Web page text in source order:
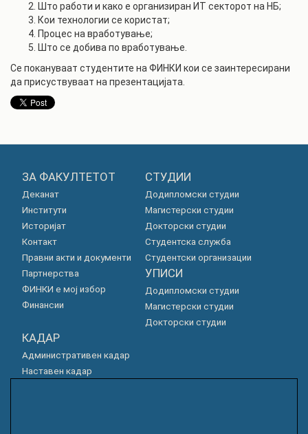
Што работи и како е организиран ИТ секторот на НБ;
Кои технологии се користат;
Процес на вработување;
Што се добива по вработување.
Се покануваат студентите на ФИНКИ кои се заинтересирани
да присуствуваат на презентацијата.
ЗА ФАКУЛТЕТОТ
Деканат
Институти
Историјат
Контакт
Правни акти и документи
Партнерства
ФИНКИ е мој избор
Финансии
СТУДИИ
Додипломски студии
Магистерски студии
Докторски студии
Студентска служба
Студентски организации
УПИСИ
Додипломски студии
Магистерски студии
Докторски студии
КАДАР
Административен кадар
Наставен кадар